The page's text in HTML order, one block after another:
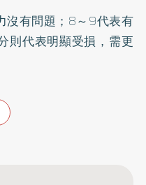
沒有問題；8～9代表有
則代表明顯受損，需更